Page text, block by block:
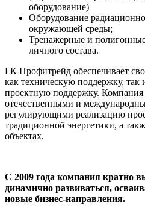
оборудование)
Оборудование
окружающей среды;
Тренажерные и
личного состава.
ГК Профитрейд обеспечивает
как техническую поддержку, так
проектную поддержку. Компания
отечественными и
регулирующими реализацию
традиционной энергетики, а
объектах.
С 2009 года компания кратно
динамично развиваться,
новые бизнес-направления.